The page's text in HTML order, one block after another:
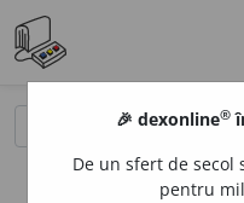
🎉 dexonline®
De un sfert de secol
pentru